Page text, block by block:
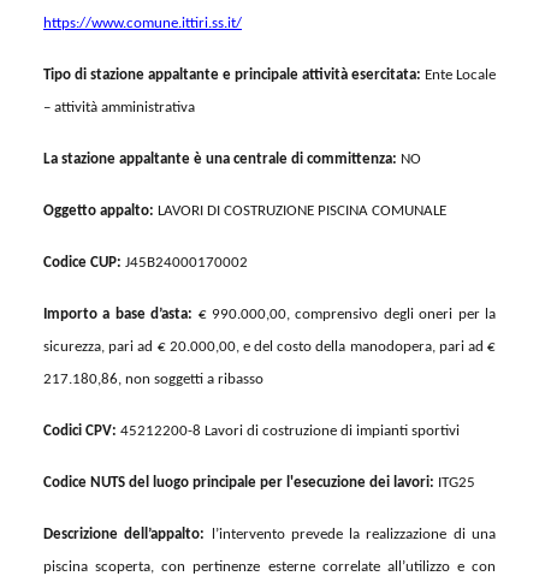
https://www.comune.ittiri.ss.it/
Tipo di stazione appaltante e principale attività esercitata: Ente Locale
– attività amministrativa
La stazione appaltante è una centrale di committenza: NO
Oggetto appalto: LAVORI DI COSTRUZIONE PISCINA COMUNALE
Codice CUP: J45B24000170002
Importo a base d’asta: € 990.000,00, comprensivo degli oneri per la
sicurezza, pari ad € 20.000,00, e del costo della manodopera, pari ad €
217.180,86, non soggetti a ribasso
Codici CPV: 45212200-8 Lavori di costruzione di impianti sportivi
Codice NUTS del luogo principale per l'esecuzione dei lavori: ITG25
Descrizionedell’appalto: l’interventoprevede la realizzazione di una
piscina scoperta, con pertinenze esterne correlate all’utilizzo e con